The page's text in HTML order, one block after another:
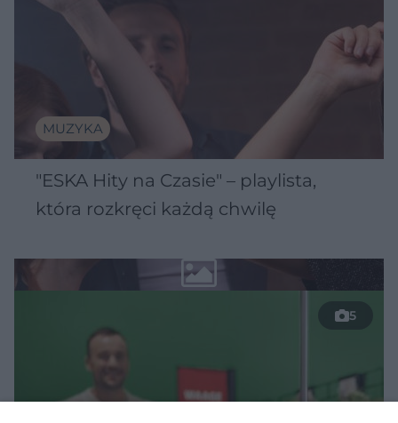
MUZYKA
"ESKA Hity na Czasie" – playlista,
która rozkręci każdą chwilę
5